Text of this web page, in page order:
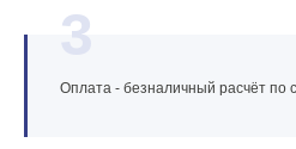
3
Оплата - безналичный расчёт по